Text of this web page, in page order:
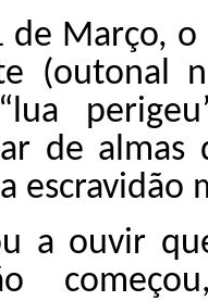
de Março,
(outonal
de
escravidão
a ouvir